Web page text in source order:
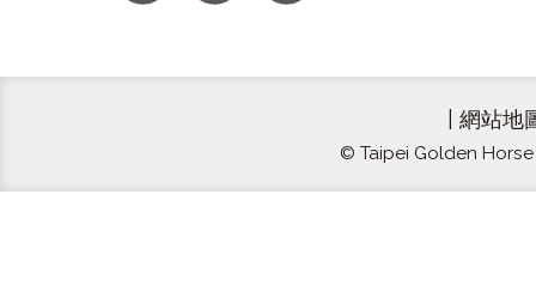
網站地
© Taipei Golden